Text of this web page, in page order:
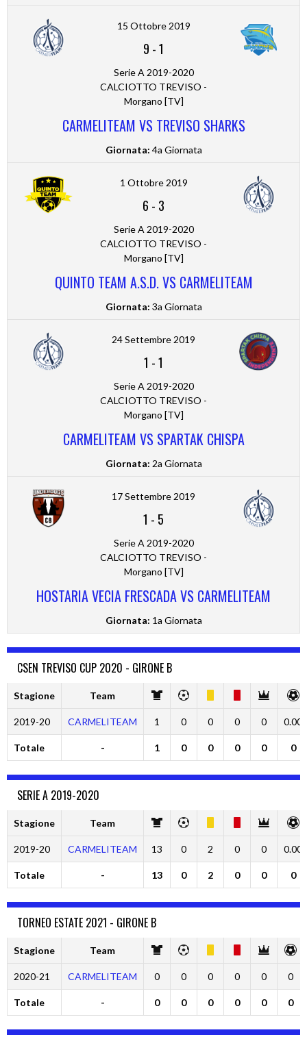
15 Ottobre 2019
9 -1
Serie A 2019-2020
CALCIOTTO TREVISO -
Morgano [TV]
CARMELITEAM VS TREVISO SHARKS
Giornata: 4a Giornata
1 Ottobre 2019
6 - 3
Serie A 2019-2020
CALCIOTTO TREVISO -
Morgano [TV]
QUINTO TEAM A.S.D. VS CARMELITEAM
Giornata: 3a Giornata
24 Settembre 2019
1 -1
Serie A 2019-2020
CALCIOTTO TREVISO -
Morgano [TV]
CARMELITEAM VS SPARTAK CHISPA
Giornata: 2a Giornata
17 Settembre 2019
1 - 5
Serie A 2019-2020
CALCIOTTO TREVISO -
Morgano [TV]
HOSTARIA VECIA FRESCADA VS CARMELITEAM
Giornata: 1a Giornata
CSEN TREVISO CUP 2020 - GIRONE B
Stagione Team
2019-20 CARMELITEAM 1 0 0 0 0 0.00
Totale - 1 0 0 0 0 0
SERIE A 2019-2020
Stagione Team
2019-20 CARMELITEAM 13 0 2 0 0 0.00
Totale - 13 0 2 0 0 0
TORNEO ESTATE 2021 - GIRONE B
Stagione Team
2020-21 CARMELITEAM 0 0 0 0 0 0
Totale - 0 0 0 0 0 0